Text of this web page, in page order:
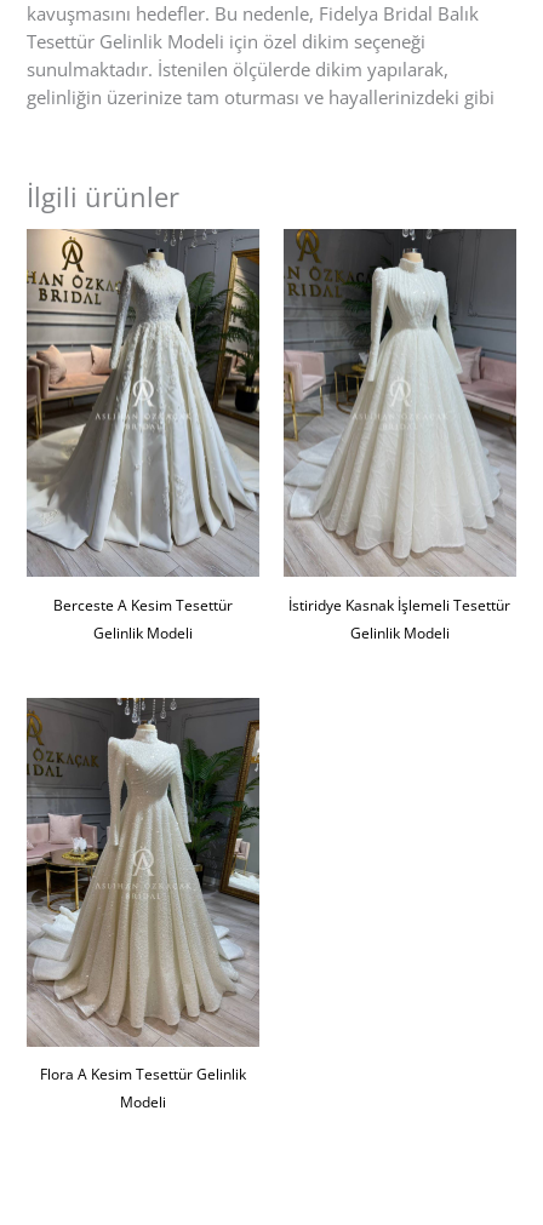
kavuşmasını hedefler. Bu nedenle, Fidelya Bridal Balık
Tesettür Gelinlik Modeli için özel dikim seçeneği
sunulmaktadır. İstenilen ölçülerde dikim yapılarak,
gelinliğin üzerinize tam oturması ve hayallerinizdeki gibi
İlgili ürünler
Berceste A Kesim Tesettür
Gelinlik Modeli
İstiridye Kasnak İşlemeli Tesettür
Gelinlik Modeli
Flora A Kesim Tesettür Gelinlik
Modeli